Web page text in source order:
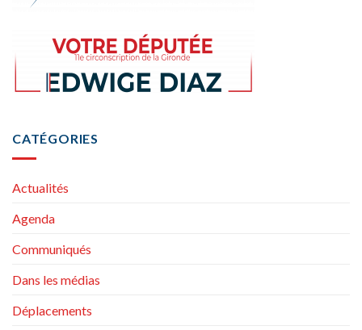
CATÉGORIES
Actualités
Agenda
Communiqués
Dans les médias
Déplacements